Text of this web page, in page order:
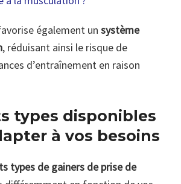
également un système
, réduisant ainsi le risque de
d’entraînement en raison
types disponibles
à vos besoins
types de gainers de prise de